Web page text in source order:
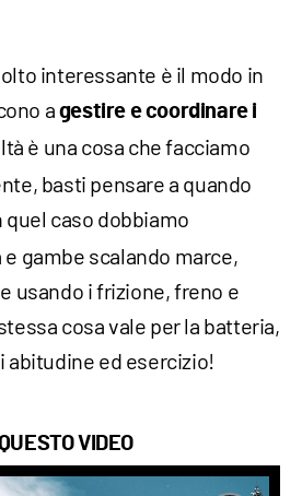
interessante è il modo in
agestire ecoordinare i
è una cosa che facciamo
basti pensare a quando
quel caso dobbiamo
gambe scalando marce,
usando i frizione, freno e
cosa vale per la batteria,
abitudine ed esercizio!
VIDEO